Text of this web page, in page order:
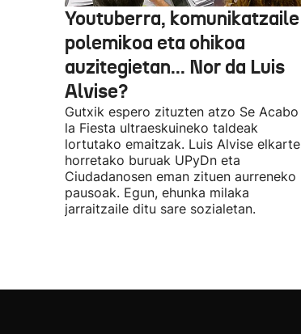
Youtuberra, komunikatzaile
polemikoa eta ohikoa
auzitegietan... Nor da Luis
Alvise?
Gutxik espero zituzten atzo Se Acabo
la Fiesta ultraeskuineko taldeak
lortutako emaitzak. Luis Alvise elkarte
horretako buruak UPyDn eta
Ciudadanosen eman zituen aurreneko
pausoak. Egun, ehunka milaka
jarraitzaile ditu sare sozialetan.